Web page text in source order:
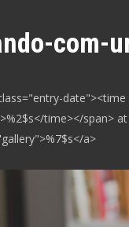
com-
time></span>
a>